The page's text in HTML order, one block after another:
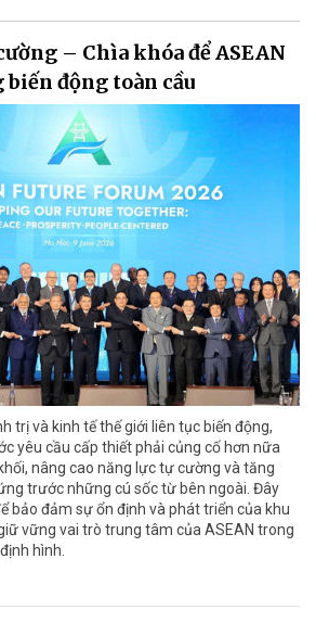
– Chìa khóa để ASEAN
động toàn cầu
trị và kinh tế thế giới liên tục biến động,
yêu cầu cấp thiết phải củng cố hơn nữa
nâng cao năng lực tự cường và tăng
trước những cú sốc từ bên ngoài. Đây
bảo đảm sự ổn định và phát triển của khu
vững vai trò trung tâm của ASEAN trong
hình.